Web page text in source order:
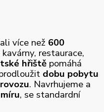
více než 600
restaurace,
hřiště pomáhá
dobu pobytu
. Navrhujeme a
, se standardní